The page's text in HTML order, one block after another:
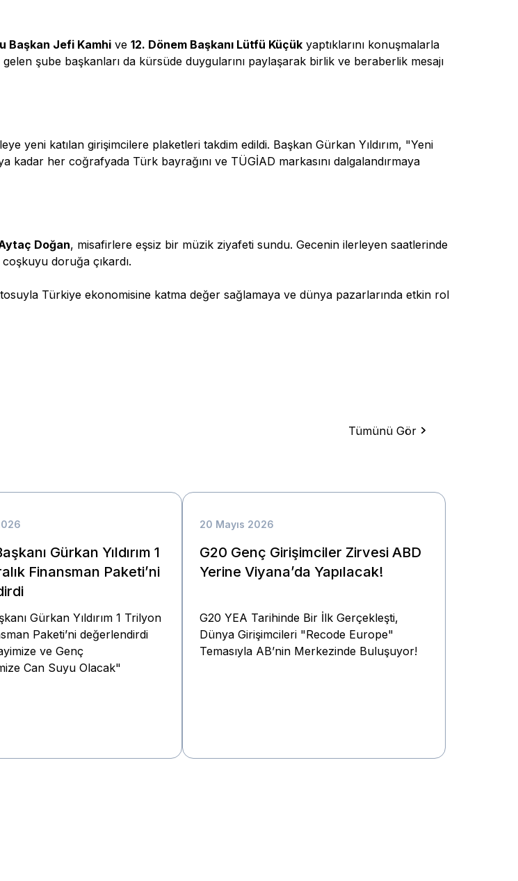
Başkan Jefi Kamhi ve 12. Dönem Başkanı Lütfü Küçük yaptıklarını konuşmalarla
şube başkanları da kürsüde duygularını paylaşarak birlik ve beraberlik mesajı
yeni katılan girişimcilere plaketleri takdim edildi. Başkan Gürkan Yıldırım, "Yeni
kadar her coğrafyada Türk bayrağını ve TÜGİAD markasını dalgalandırmaya
Doğan, misafirlere eşsiz bir müzik ziyafeti sundu. Gecenin ilerleyen saatlerinde
doruğa çıkardı.
Türkiye ekonomisine katma değer sağlamaya ve dünya pazarlarında etkin rol
Tümünü Gör
Gürkan Yıldırım 1
Finansman Paketi’ni
Gürkan Yıldırım 1 Trilyon
Paketi’ni değerlendirdi
ve Genç
Can Suyu Olacak"
20 Mayıs 2026
G20 Genç Girişimciler Zirvesi ABD
Yerine Viyana’da Yapılacak!
G20 YEA Tarihinde Bir İlk Gerçekleşti,
Dünya Girişimcileri "Recode Europe"
Temasıyla AB’nin Merkezinde Buluşuyor!